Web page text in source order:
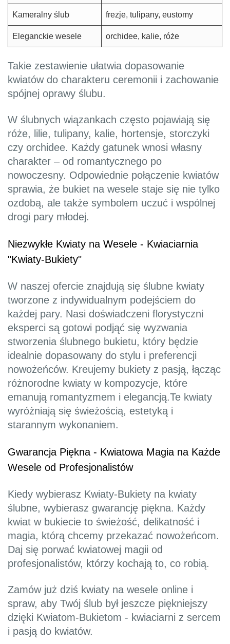
Kameralny ślub frezje, tulipany, eustomy
Eleganckie wesele orchidee, kalie, róże
Takie zestawienie ułatwia dopasowanie
kwiatów do charakteru ceremonii i zachowanie
spójnej oprawy ślubu.
W ślubnych wiązankach często pojawiają się
róże, lilie, tulipany, kalie, hortensje, storczyki
czy orchidee. Każdy gatunek wnosi własny
charakter – od romantycznego po
nowoczesny. Odpowiednie połączenie kwiatów
sprawia, że bukiet na wesele staje się nie tylko
ozdobą, ale także symbolem uczuć i wspólnej
drogi pary młodej.
Niezwykłe Kwiaty na Wesele - Kwiaciarnia
"Kwiaty-Bukiety"
W naszej ofercie znajdują się ślubne kwiaty
tworzone z indywidualnym podejściem do
każdej pary. Nasi doświadczeni florystyczni
eksperci są gotowi podjąć się wyzwania
stworzenia ślubnego bukietu, który będzie
idealnie dopasowany do stylu i preferencji
nowożeńców. Kreujemy bukiety z pasją, łącząc
różnorodne kwiaty w kompozycje, które
emanują romantyzmem i elegancją.Te kwiaty
wyróżniają się świeżością, estetyką i
starannym wykonaniem.
Gwarancja Piękna - Kwiatowa Magia na Każde
Wesele od Profesjonalistów
Kiedy wybierasz Kwiaty-Bukiety na kwiaty
ślubne, wybierasz gwarancję piękna. Każdy
kwiat w bukiecie to świeżość, delikatność i
magia, którą chcemy przekazać nowożeńcom.
Daj się porwać kwiatowej magii od
profesjonalistów, którzy kochają to, co robią.
Zamów już dziś kwiaty na wesele online i
spraw, aby Twój ślub był jeszcze piękniejszy
dzięki Kwiatom-Bukietom - kwiaciarni z sercem
i pasją do kwiatów.